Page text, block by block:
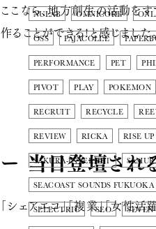
NULAB OMNICORE
OSS PAJACOLLE
PERFORMANCE PET
PIVOT PLAY POKEMON
RECRUIT RECYCLE
REVIEW RICKA RISE
SAKURA-INTERNET
SEACOAST SOUNDS FUKUOKA
SELECTRIC SEO
ここなら、地方創生の活動を
作ることができる!と感じました
ー 当日登壇され
「シェアエコ」「複業」「女性